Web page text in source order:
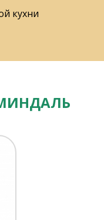
кухни